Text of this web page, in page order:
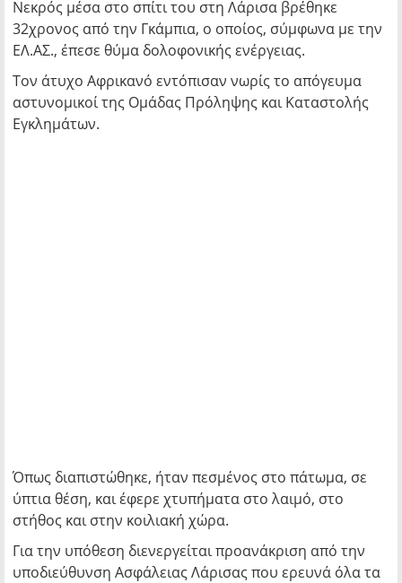
Νεκρός μέσα στο σπίτι του στη Λάρισα βρέθηκε
32χρονος από την Γκάμπια, ο οποίος, σύμφωνα με την
ΕΛ.ΑΣ., έπεσε θύμα δολοφονικής ενέργειας.
Τον άτυχο Αφρικανό εντόπισαν νωρίς το απόγευμα
αστυνομικοί της Ομάδας Πρόληψης και Καταστολής
Εγκλημάτων.
Όπως διαπιστώθηκε, ήταν πεσμένος στο πάτωμα, σε
ύπτια θέση, και έφερε χτυπήματα στο λαιμό, στο
στήθος και στην κοιλιακή χώρα.
Για την υπόθεση διενεργείται προανάκριση από την
υποδιεύθυνση Ασφάλειας Λάρισας που ερευνά όλα τα